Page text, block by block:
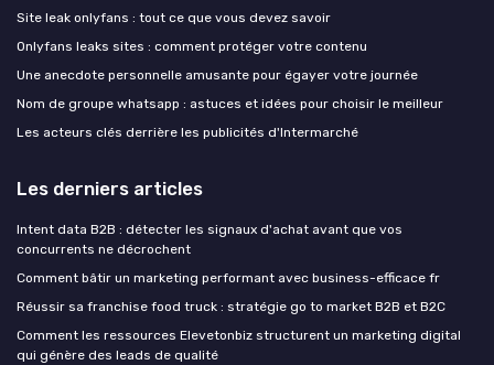
Site leak onlyfans : tout ce que vous devez savoir
Onlyfans leaks sites : comment protéger votre contenu
Une anecdote personnelle amusante pour égayer votre journée
Nom de groupe whatsapp : astuces et idées pour choisir le meilleur
Les acteurs clés derrière les publicités d'Intermarché
Les derniers articles
Intent data B2B : détecter les signaux d'achat avant que vos
concurrents ne décrochent
Comment bâtir un marketing performant avec business-efficace fr
Réussir sa franchise food truck : stratégie go to market B2B et B2C
Comment les ressources Elevetonbiz structurent un marketing digital
qui génère des leads de qualité